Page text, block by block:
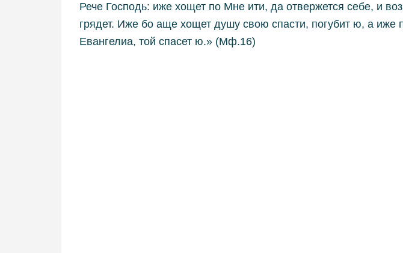
Рече Господь: иже хощет по Мне ити, да отвержется себе, и
грядет. Иже бо аще хощет душу свою спасти, погубит ю, а иже
Евангелиа, той спасет ю.» (Мф.16)